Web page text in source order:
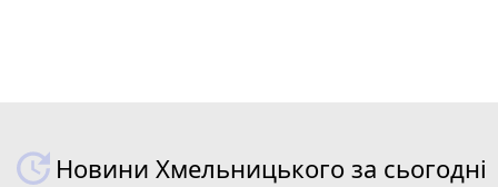
Новини Хмельницького за сьогодні